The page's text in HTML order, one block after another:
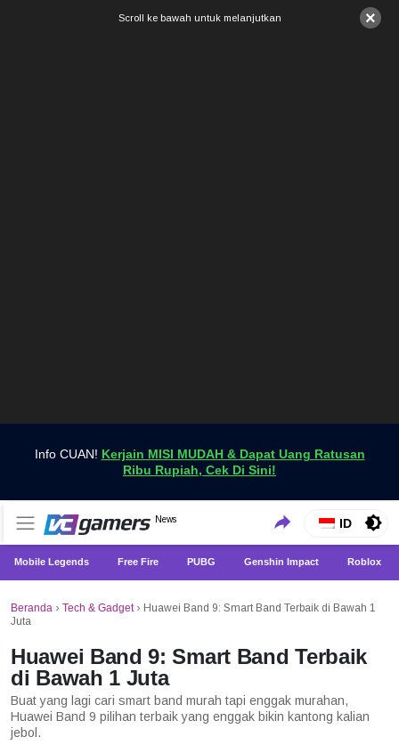
×
Scroll ke bawah untuk melanjutkan
Info CUAN! Kerjain MISI MUDAH & Dapat Uang Ratusan
Ribu Rupiah, Cek Di Sini!
VCGamers News
News
Dapatkan Berita Games Terbaru Hanya di VCGamers
ID
Mobile Legends Free Fire PUBG Genshin Impact Roblox
Beranda › Tech & Gadget› Huawei Band 9: Smart Band Terbaik di Bawah 1
Juta
Huawei Band 9: Smart Band Terbaik
di Bawah 1 Juta
Buat yang lagi cari smart band murah tapi enggak murahan,
Huawei Band 9 pilihan terbaik yang enggak bikin kantong kalian
jebol.